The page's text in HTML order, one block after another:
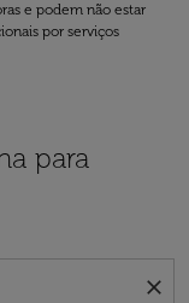
e podem não estar
por serviços
para
close